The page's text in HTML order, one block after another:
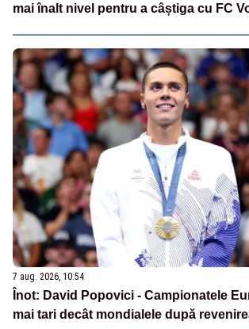
mai înalt nivel pentru a câștiga cu FC
7 aug. 2026, 10:54
Înot: David Popovici - Campionatele
mai tari decât mondialele după